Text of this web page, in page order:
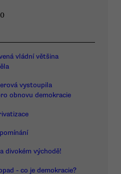
vládní většina
vystoupila
obnovu demokracie
divokém východě!
- co je demokracie?